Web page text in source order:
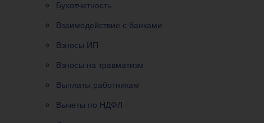
Бухотчетность
Взаимодействие с банками
Взносы ИП
Взносы на травматизм
Выплаты работникам
Вычеты по НДФЛ